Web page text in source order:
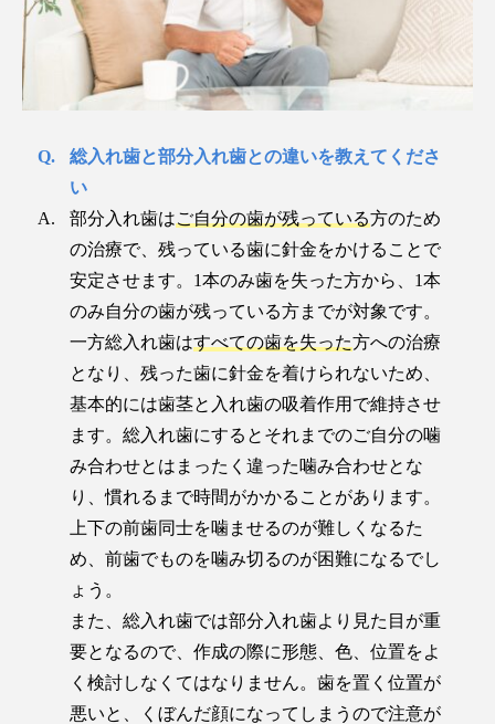
総入れ歯と部分入れ歯との違いを教えてくださ
い
部分入れ歯はご自分の歯が残っている方のため
の治療で、残っている歯に針金をかけることで
安定させます。1本のみ歯を失った方から、1本
のみ自分の歯が残っている方までが対象です。
一方総入れ歯はすべての歯を失った方への治療
となり、残った歯に針金を着けられないため、
基本的には歯茎と入れ歯の吸着作用で維持させ
ます。総入れ歯にするとそれまでのご自分の噛
み合わせとはまったく違った噛み合わせとな
り、慣れるまで時間がかかることがあります。
上下の前歯同士を噛ませるのが難しくなるた
め、前歯でものを噛み切るのが困難になるでし
ょう。
また、総入れ歯では部分入れ歯より見た目が重
要となるので、作成の際に形態、色、位置をよ
く検討しなくてはなりません。歯を置く位置が
悪いと、くぼんだ顔になってしまうので注意が